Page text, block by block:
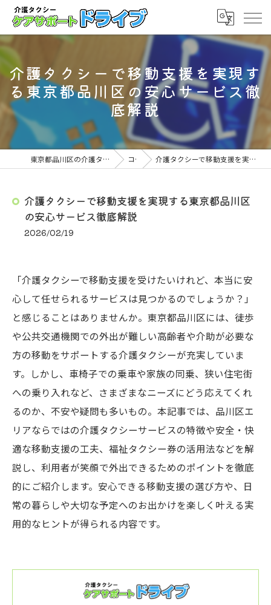
介護タクシーで移動支援を実現す
る東京都品川区の安心サービス徹
底解説
東京都品川区の介護タクシーならケアサポート ドライブ コラム 介護タクシーで移動支援を実現する東京都品川区の安心サービス徹底解説
介護タクシーで移動支援を実現する東京都品川区
の安心サービス徹底解説
2026/02/19
「介護タクシーで移動支援を受けたいけれど、本当に安
心して任せられるサービスは見つかるのでしょうか？」
と感じることはありませんか。東京都品川区には、徒歩
や公共交通機関での外出が難しい高齢者や介助が必要な
方の移動をサポートする介護タクシーが充実していま
す。しかし、車椅子での乗車や家族の同乗、狭い住宅街
への乗り入れなど、さまざまなニーズにどう応えてくれ
るのか、不安や疑問も多いもの。本記事では、品川区エ
リアならではの介護タクシーサービスの特徴や安全・快
適な移動支援の工夫、福祉タクシー券の活用法などを解
説し、利用者が笑顔で外出できるためのポイントを徹底
的にご紹介します。安心できる移動支援の選び方や、日
常の暮らしや大切な予定へのお出かけを楽しく叶える実
用的なヒントが得られる内容です。